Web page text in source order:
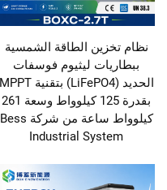
نظام تخزين الطاقة الشمسية
ببطاريات ليثيوم فوسفات
الحديد (LiFePO4) بتقنية MPPT
بقدرة 125 كيلوواط وسعة 261
كيلوواط ساعة من شركة Bess
Industrial System